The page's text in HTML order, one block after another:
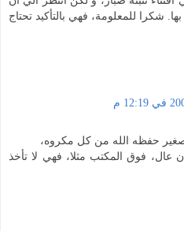
بها. شكرا للمعلومة، فهي بالتأكيد تحتاج
حفظه الله من كل مكروه،
فوق المكتب مثلا، فهي لا تأخذ